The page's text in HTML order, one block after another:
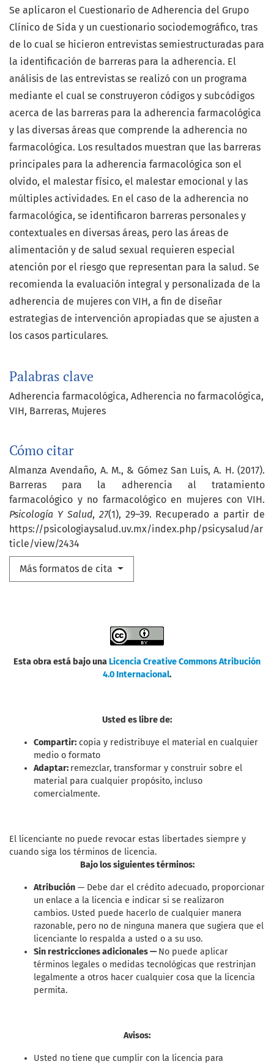
Palabras clave
Adherencia farmacológica Adherencia no farmacológica
VIH Barreras Mujeres
Cómo citar
Almanza Avendaño, A. M., & Gómez San Luis, A. H. (2017).
Barreras para la adherencia al tratamiento
farmacológico y no farmacológico en mujeres con VIH.
Psicología Y Salud, 27(1), 29–39. Recuperado a partir de
https://psicologiaysalud.uv.mx/index.php/psicysalud/ar
ticle/view/2434
Más formatos de cita
Se aplicaron el Cuestionario de Adherencia del Grupo
Clínico de Sida y un cuestionario sociodemográfico, tras
de lo cual se hicieron entrevistas semiestructuradas para
la identificación de barreras para la adherencia. El
análisis de las entrevistas se realizó con un programa
mediante el cual se construyeron códigos y subcódigos
acerca de las barreras para la adherencia farmacológica
y las diversas áreas que comprende la adherencia no
farmacológica. Los resultados muestran que las barreras
principales para la adherencia farmacológica son el
olvido, el malestar físico, el malestar emocional y las
múltiples actividades. En el caso de la adherencia no
farmacológica, se identificaron barreras personales y
contextuales en diversas áreas, pero las áreas de
alimentación y de salud sexual requieren especial
atención por el riesgo que representan para la salud. Se
recomienda la evaluación integral y personalizada de la
adherencia de mujeres con VIH, a fin de diseñar
estrategias de intervención apropiadas que se ajusten a
los casos particulares.
Esta obra está bajo una Licencia Creative Commons Atribución
4.0 Internacional.
Usted es libre de:
Compartir: copia y redistribuye el material en cualquier
medio o formato
Adaptar: remezclar, transformar y construir sobre el
material para cualquier propósito, incluso
comercialmente.
El licenciante no puede revocar estas libertades siempre y
cuando siga los términos de licencia.
Bajo los siguientes términos:
Atribución — Debe dar el crédito adecuado, proporcionar
un enlace a la licencia e indicar si se realizaron
cambios. Usted puede hacerlo de cualquier manera
razonable, pero no de ninguna manera que sugiera que el
licenciante lo respalda a usted o a su uso.
Sin restricciones adicionales —No puede aplicar
términos legales o medidas tecnológicas que restrinjan
legalmente a otros hacer cualquier cosa que la licencia
permita.
Avisos:
Usted no tiene que cumplir con la licencia para